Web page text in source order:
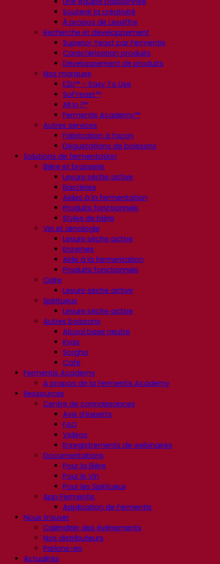
Soutenir la créativité
À propos de Lesaffre
Recherche et développement
Superior Yeast par Fermentis
Caractérisation produits
Développement de produits
Nos marques
E2U™ – Easy To Use
SafYeast™
All In 1™
Fermentis Academy™
Autres services
Fabrication à façon
Dégustations de boissons
Solutions de fermentation
Bière et brasserie
Levure sèche active
Bactéries
Aides à la fermentation
Produits fonctionnels
Styles de bière
Vin et œnologie
Levure sèche active
Enzymes
Aide à la fermentation
Produits fonctionnels
Cidre
Levure sèche active
Spiritueux
Levure sèche active
Autres boissons
Alcool base neutre
Kvas
Sorgho
Café
Fermentis Academy
A propos de la Fermentis Academy
Ressources
Centre de connaissances
Avis d’experts
FAQ
Vidéos
Enregistrements de webinaires
Documentations
Pour la Bière
Pour le Vin
Pour les Spiritueux
App Fermentis
Application de Fermentis
Nous trouver
Calendrier des événements
Nos distributeurs
Parlons-en
Actualités